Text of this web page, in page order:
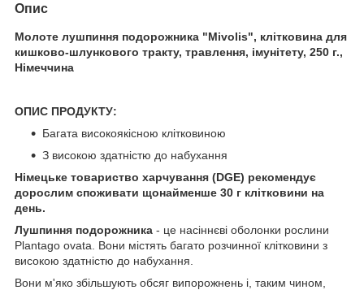
Опис
Молоте лушпиння подорожника "Mivolis", клітковина для
кишково-шлункового тракту, травлення, імунітету, 250 г.,
Німеччина
ОПИС ПРОДУКТУ:
Багата високоякісною клітковиною
З високою здатністю до набухання
Німецьке товариство харчування (DGE) рекомендує
дорослим споживати щонайменше 30 г клітковини на
день.
Лушпиння подорожника - це насіннєві оболонки рослини
Plantago ovata. Вони містять багато розчинної клітковини з
високою здатністю до набухання.
Вони м'яко збільшують обсяг випорожнень і, таким чином,